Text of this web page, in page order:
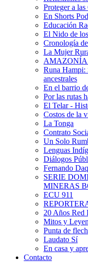
Proteger a
En Shorts
Educación
El Nido de
Cronología
La Mujer
AMAZONÍA
Runa Hampi:
ancestrales
En el barrio
Por las rutas
El Telar -
Costos de la
La Tonga
Contrato
Un Solo
Lenguas
Diálogos
Fernando
SERIE
MINERAS
ECU 911
20 Años
Mitos y
Punta de
Laudato Sí
En casa y
Contacto